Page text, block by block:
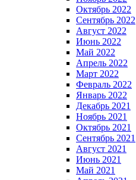
Октябрь 2022
Сентябрь 2022
Август 2022
Июнь 2022
Май 2022
Апрель 2022
Март 2022
Февраль 2022
Январь 2022
Декабрь 2021
Ноябрь 2021
Октябрь 2021
Сентябрь 2021
Август 2021
Июнь 2021
Май 2021